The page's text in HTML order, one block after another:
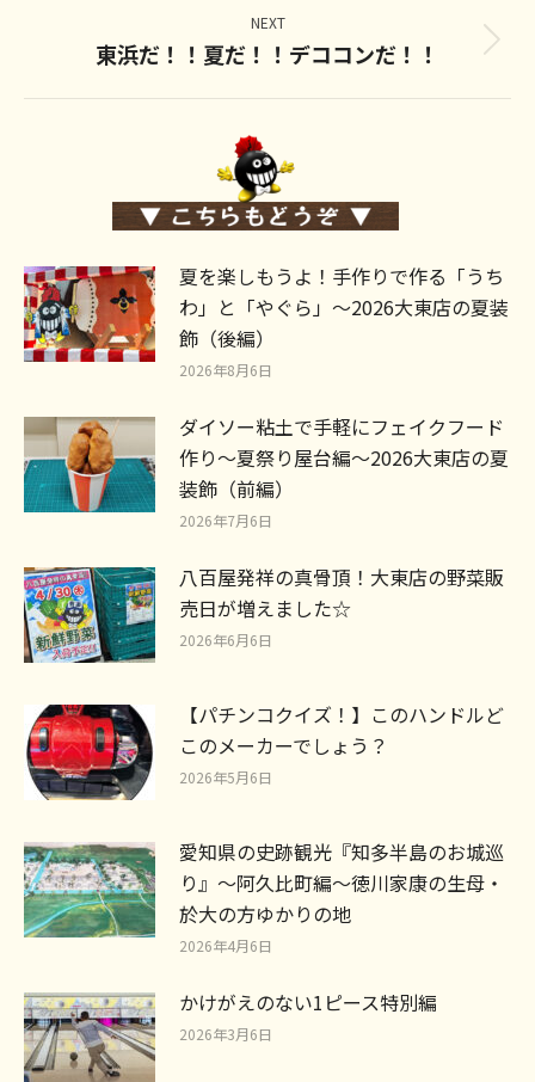
NEXT
Next
東浜だ！！夏だ！！デココンだ！！
夏を楽しもうよ！手作りで作る「うち
わ」と「やぐら」～2026大東店の夏装
飾（後編）
2026年8月6日
ダイソー粘土で手軽にフェイクフード
作り～夏祭り屋台編～2026大東店の夏
装飾（前編）
2026年7月6日
八百屋発祥の真骨頂！大東店の野菜販
売日が増えました☆
2026年6月6日
【パチンコクイズ！】このハンドルど
このメーカーでしょう？
2026年5月6日
愛知県の史跡観光『知多半島のお城巡
り』～阿久比町編～徳川家康の生母・
於大の方ゆかりの地
2026年4月6日
かけがえのない1ピース特別編
2026年3月6日